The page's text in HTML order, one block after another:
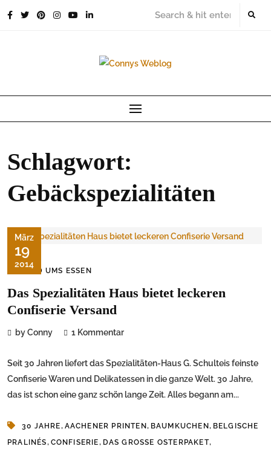
Schlagwort:
Gebäckspezialitäten
März
19
2014
RUND UMS ESSEN
Das Spezialitäten Haus bietet leckeren
Confiserie Versand
by Conny 1 Kommentar
Seit 30 Jahren liefert das Spezialitäten-Haus G. Schulteis feinste
Confiserie Waren und Delikatessen in die ganze Welt. 30 Jahre,
das ist schon eine ganz schön lange Zeit. Alles begann am...
30 JAHRE, AACHENER PRINTEN, BAUMKUCHEN, BELGISCHE
PRALINÉS, CONFISERIE, DAS GROSSE OSTERPAKET ,